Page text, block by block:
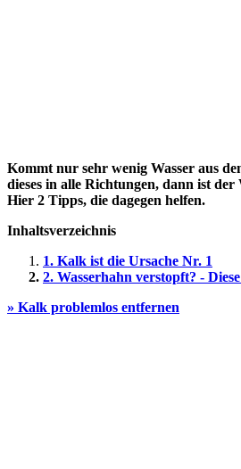
Kommt nur sehr wenig Wasser aus
dieses in alle Richtungen, dann ist der
Hier 2 Tipps, die dagegen helfen.
Inhaltsverzeichnis
1. Kalk ist die Ursache Nr. 1
2. Wasserhahn verstopft? -
» Kalk problemlos entfernen